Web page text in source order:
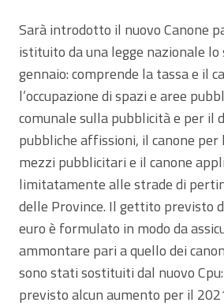
Sarà introdotto il nuovo Canone
istituito da una legge nazionale lo
gennaio: comprende la tassa e il
l’occupazione di spazi e aree
comunale sulla pubblicità e per il
pubbliche affissioni, il canone per
mezzi pubblicitari e il canone
limitatamente alle strade di
delle Province. Il gettito previsto
euro è formulato in modo da
ammontare pari a quello dei
sono stati sostituiti dal nuovo
previsto alcun aumento per il